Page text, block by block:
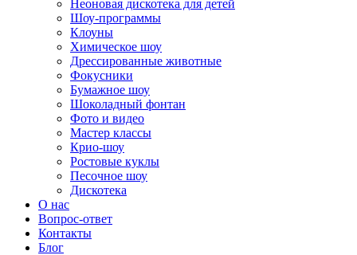
Неоновая дискотека для детей
Шоу-программы
Клоуны
Химическое шоу
Дрессированные животные
Фокусники
Бумажное шоу
Шоколадный фонтан
Фото и видео
Мастер классы
Крио-шоу
Ростовые куклы
Песочное шоу
Дискотека
О нас
Вопрос-ответ
Контакты
Блог